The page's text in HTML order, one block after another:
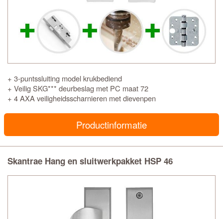
+ 3-puntssluiting model krukbediend
+ Veilig SKG*** deurbeslag met PC maat 72
+ 4 AXA veiligheidsscharnieren met dievenpen
Productinformatie
Skantrae Hang en sluitwerkpakket HSP 46